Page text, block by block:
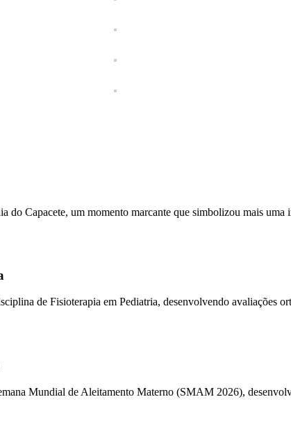
Capacete, um momento marcante que simbolizou mais uma
de Fisioterapia em Pediatria, desenvolvendo avaliações
Mundial de Aleitamento Materno (SMAM 2026),